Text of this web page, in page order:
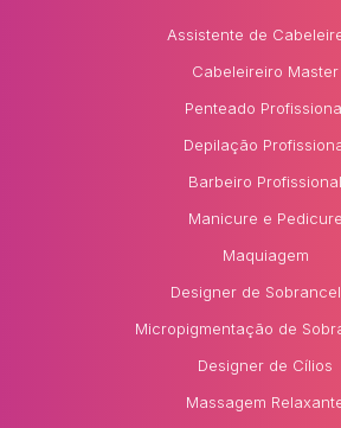
Assistente de
Cabeleireiro Master
Penteado
Depilação
Barbeiro Profissional
Manicure e Pedicure
Maquiagem
Designer de
Micropigmentação de
Designer de Cílios
Massagem